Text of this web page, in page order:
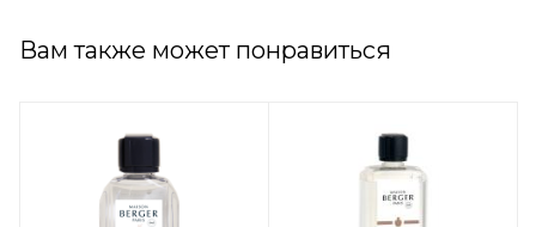
Вам также может понравиться